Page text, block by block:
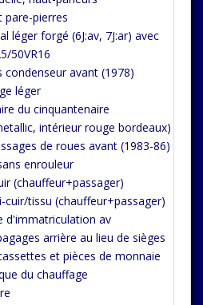
pare-pierres
léger forgé (6J:av, 7J:ar) avec
50VR16
avant (1978)
léger
du cinquantenaire
intérieur rouge bordeaux)
de roues avant (1983-86)
enrouleur
(chauffeur+passager)
cuir/tissu (chauffeur+passager)
d'immatriculation av
arrière au lieu de sièges
et pièces de monnaie
du chauffage